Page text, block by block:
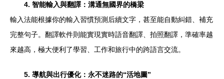
4. 智能輸入與翻譯：溝通無國界的橋梁
輸入法能根據你的輸入習慣預測后續文字，甚至能自動糾錯、補充
完整句子。翻譯軟件則能實現實時語音翻譯、拍照翻譯，準確率越
來越高，極大便利了學習、工作和旅行中的跨語言交流。
5. 導航與出行優化：永不迷路的“活地圖”